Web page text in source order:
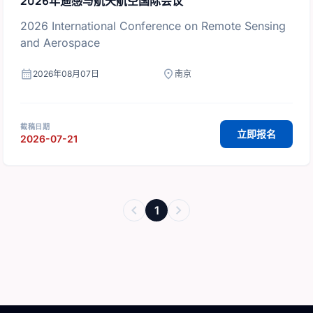
2026 International Conference on Remote Sensing
and Aerospace
calendar_month 2026年08月07日 location_on 南京
截稿日期
2026-07-21 立即报名
chevron_left 1 chevron_right